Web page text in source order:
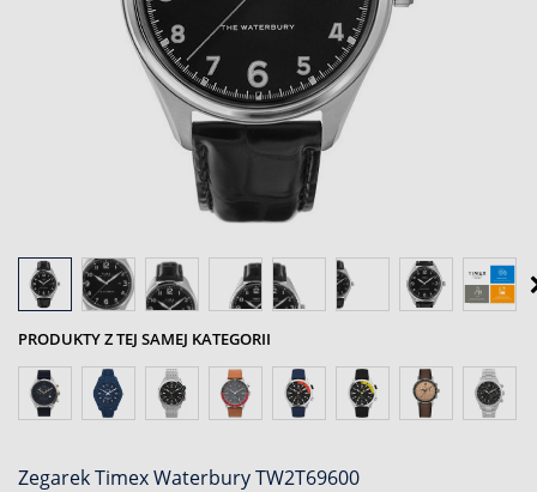
PRODUKTY Z TEJ SAMEJ KATEGORII
Zegarek Timex Waterbury TW2T69600